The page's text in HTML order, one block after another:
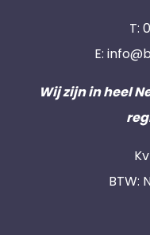
T:
E:
Wij zijn in heel
BTW: